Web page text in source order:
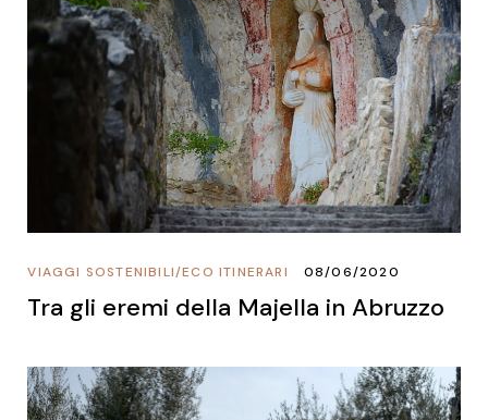
ECO ITINERARI
/
VIAGGI SOSTENIBILI 08/06/2020
Tra gli eremi della Majella in Abruzzo